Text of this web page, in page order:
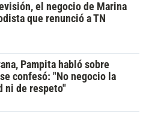
el negocio de Marina
que renunció a TN
Pampita habló sobre
confesó: "No negocio la
ni de respeto"